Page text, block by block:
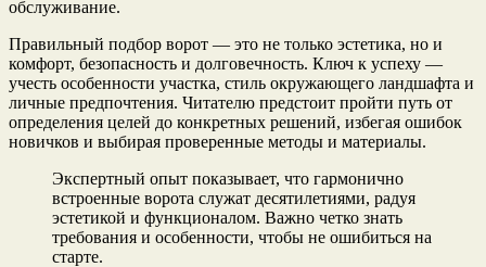
обслуживание.
Правильный подбор ворот — это не только эстетика, но и
комфорт, безопасность и долговечность. Ключ к успеху —
учесть особенности участка, стиль окружающего ландшафта и
личные предпочтения. Читателю предстоит пройти путь от
определения целей до конкретных решений, избегая ошибок
новичков и выбирая проверенные методы и материалы.
Экспертный опыт показывает, что гармонично
встроенные ворота служат десятилетиями, радуя
эстетикой и функционалом. Важно четко знать
требования и особенности, чтобы не ошибиться на
старте.